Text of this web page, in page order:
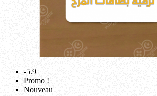
-5.9
Promo !
Nouveau